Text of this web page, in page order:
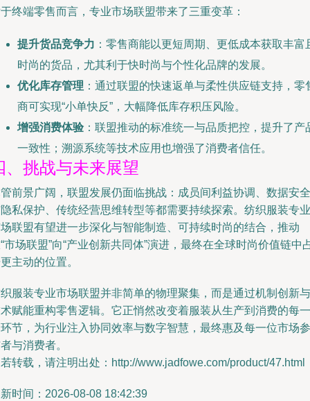
终端零售而言，专业市场联盟带来了三重变革：
提升货品竞争力 ：零售商能以更短周期、更低成本获取丰富
时尚的货品，尤其利于快时尚与个性化品牌的发展。
优化库存管理 ：通过联盟的快速返单与柔性供应链支持，零
商可实现“小单快反”，大幅降低库存积压风险。
增强消费体验 ：联盟推动的标准统一与品质把控，提升了产
一致性；溯源系统等技术应用也增强了消费者信任。
、挑战与未来展望
前景广阔，联盟发展仍面临挑战：成员间利益协调、数据安全
私保护、传统经营思维转型等都需要持续探索。纺织服装专业
联盟有望进一步深化与智能制造、可持续时尚的结合，推动
市场联盟”向“产业创新共同体”演进，最终在全球时尚价值链中
主动的位置。
服装专业市场联盟并非简单的物理聚集，而是通过机制创新与
赋能重构零售逻辑。它正悄然改变着服装从生产到消费的每一
节，为行业注入协同效率与数字智慧，最终惠及每一位市场参
与消费者。
转载，请注明出处：http://www.jadfowe.com/product/47.html
时间：2026-08-08 18:42:39